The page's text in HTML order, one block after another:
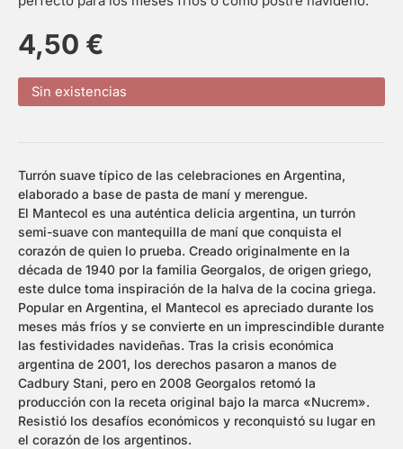
4,50 €
Sin existencias
Turrón suave típico de las celebraciones en Argentina,
elaborado a base de pasta de maní y merengue.
El Mantecol es una auténtica delicia argentina, un turrón
semi-suave con mantequilla de maní que conquista el
corazón de quien lo prueba. Creado originalmente en la
década de 1940 por la familia Georgalos, de origen griego,
este dulce toma inspiración de la halva de la cocina griega.
Popular en Argentina, el Mantecol es apreciado durante los
meses más fríos y se convierte en un imprescindible durante
las festividades navideñas. Tras la crisis económica
argentina de 2001, los derechos pasaron a manos de
Cadbury Stani, pero en 2008 Georgalos retomó la
producción con la receta original bajo la marca «Nucrem».
Resistió los desafíos económicos y reconquistó su lugar en
el corazón de los argentinos.